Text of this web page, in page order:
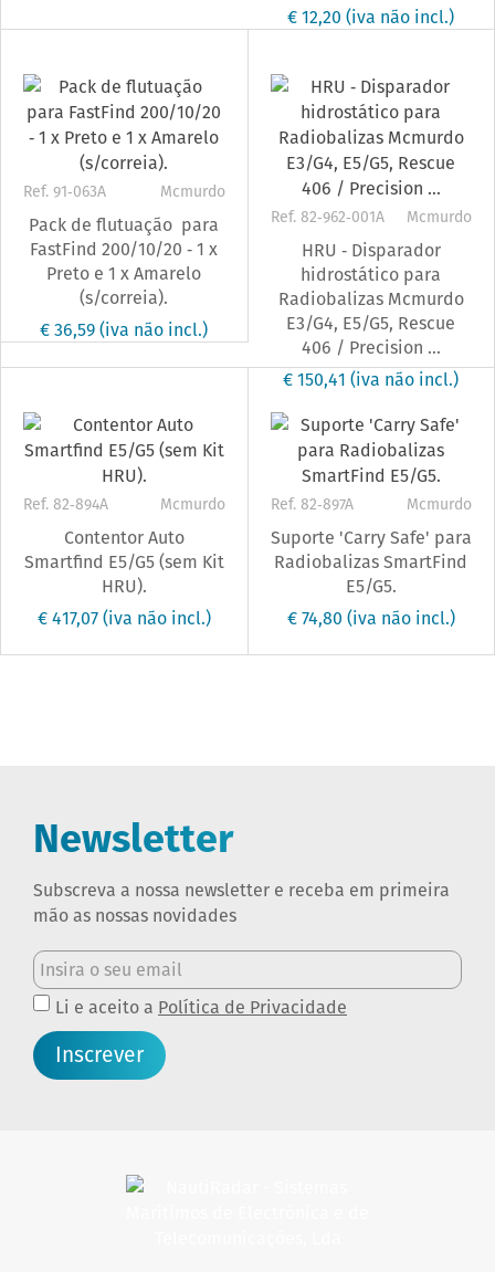
€ 12,20(iva não incl.)
Ref. 91‐063A Mcmurdo
Pack de flutuação para
FastFind 200/10/20 ‐ 1 x
Preto e 1 x Amarelo
(s/correia).
€ 36,59(iva não incl.)
Ref. 82‐962‐001A Mcmurdo
HRU ‐ Disparador
hidrostático para
Radiobalizas Mcmurdo
E3/G4, E5/G5, Rescue
406 / Precision ...
€ 150,41(iva não incl.)
Ref. 82‐894A Mcmurdo
Contentor Auto
Smartfind E5/G5 (sem Kit
HRU).
€ 417,07(iva não incl.)
Ref. 82‐897A Mcmurdo
Suporte 'Carry Safe' para
Radiobalizas SmartFind
E5/G5.
€ 74,80 (iva não incl.)
Newsletter
Subscreva a nossa newsletter e receba em primeira
mão as nossas novidades
Li e aceito a Política de Privacidade
Inscrever